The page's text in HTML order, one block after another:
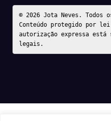
© 2026 Jota Neves.
Conteúdo protegido por
autorização expressa
legais.